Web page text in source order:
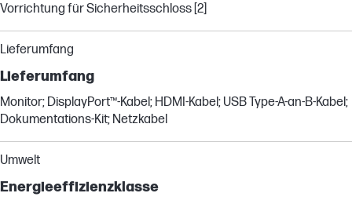
Vorrichtung für Sicherheitsschloss [2]
Lieferumfang
Lieferumfang
Monitor; DisplayPort™-Kabel; HDMI-Kabel; USB Type-A-an-B-Kabel;
Dokumentations-Kit; Netzkabel
Umwelt
Energieeffizienzklasse